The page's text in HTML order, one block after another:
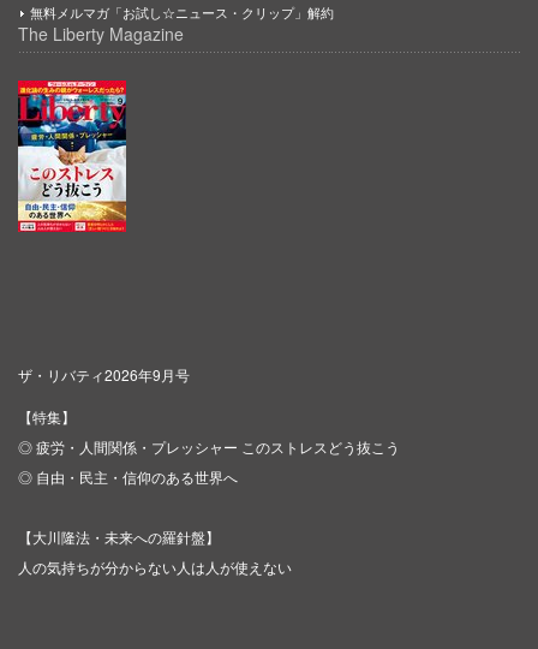
無料メルマガ「お試し☆ニュース・クリップ」解約
The Liberty Magazine
ザ・リバティ2026年9月号
【特集】
◎ 疲労・人間関係・プレッシャー このストレスどう抜こう
◎ 自由・民主・信仰のある世界へ
【大川隆法・未来への羅針盤】
人の気持ちが分からない人は人が使えない